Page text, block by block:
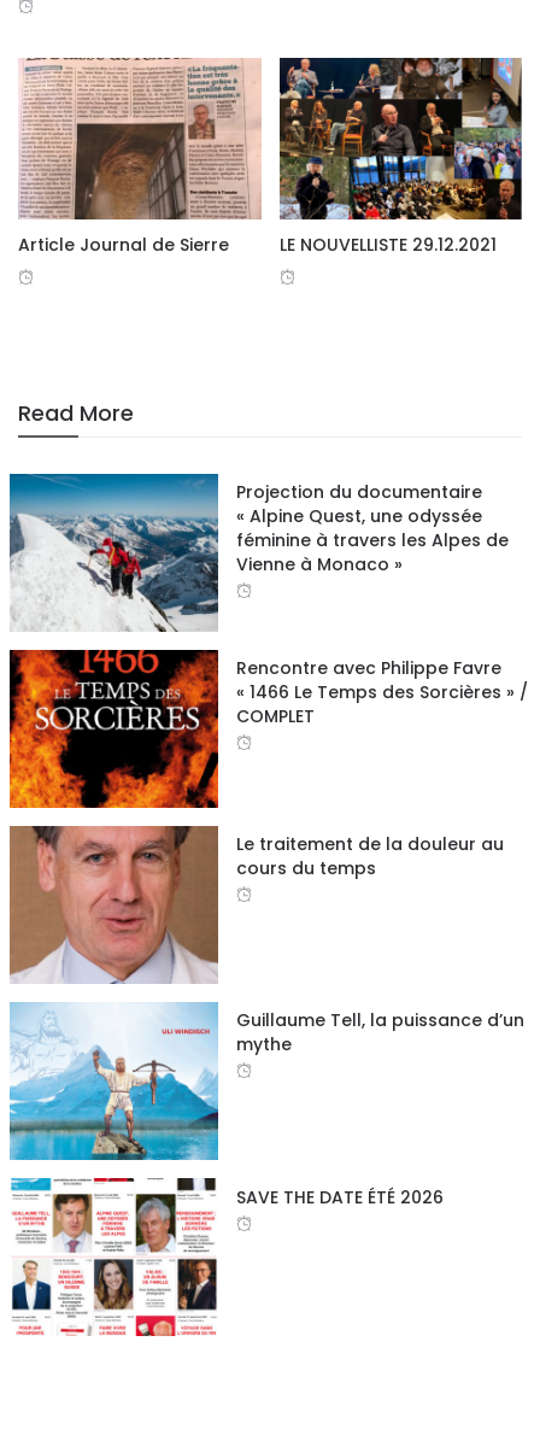
Article Journal de Sierre LE NOUVELLISTE 29.12.2021
Read More
Projection du documentaire
« Alpine Quest, une odyssée
féminine à travers les Alpes de
Vienne à Monaco »
Rencontre avec Philippe Favre
« 1466 Le Temps des Sorcières » /
COMPLET
Le traitement de la douleur au
cours du temps
Guillaume Tell, la puissance d’un
mythe
SAVE THE DATE ÉTÉ 2026